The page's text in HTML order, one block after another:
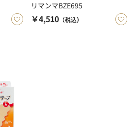
リマンマBZE695
￥4,510 （税込）